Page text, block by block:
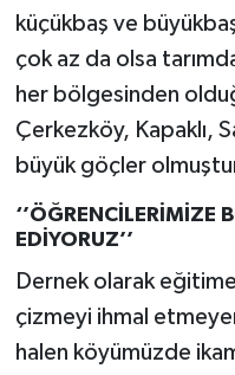
küçükbaş ve
çok az da olsa
her bölgesinden
Çerkezköy, Kapaklı,
büyük göçler
‘’ÖĞRENCİLERİMİZE
EDİYORUZ’’
Dernek olarak
çizmeyi ihmal
halen köyümüzde